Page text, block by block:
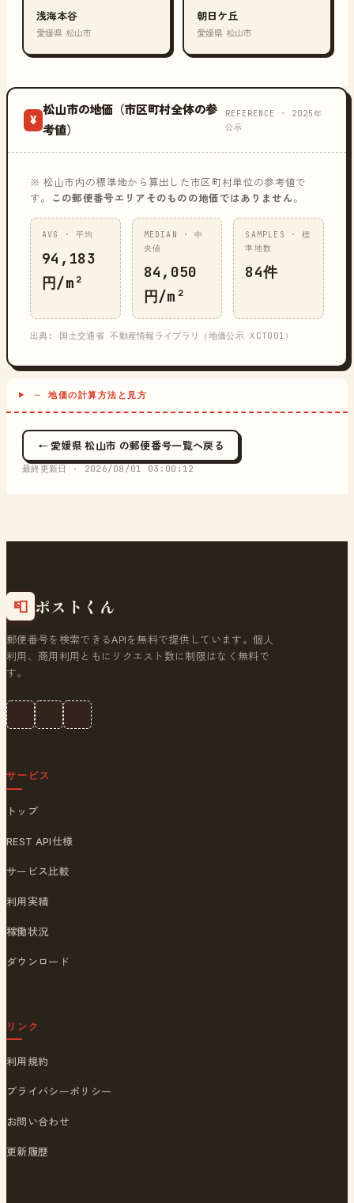
浅海本谷
愛媛県 松山市
朝日ケ丘
愛媛県 松山市
¥
松山市の地価（市区町村全体の参
考値）
REFERENCE · 2025年
公示
※ 松山市内の標準地から算出した市区町村単位の参考値で
す。
この郵便番号エリアそのものの地価ではありません。
AVG · 平均
94,183
円/m²
MEDIAN · 中
央値
84,050
円/m²
SAMPLES · 標
準地数
84件
出典: 国土交通省 不動産情報ライブラリ（地価公示 XCT001）
─ 地価の計算方法と見方
← 愛媛県 松山市 の郵便番号一覧へ戻る
最終更新日 · 2026/08/01 03:00:12
📮 ポストくん
郵便番号を検索できるAPIを無料で提供しています。個人
利用、商用利用ともにリクエスト数に制限はなく無料で
す。
サービス
トップ
REST API仕様
サービス比較
利用実績
稼働状況
ダウンロード
リンク
利用規約
プライバシーポリシー
お問い合わせ
更新履歴